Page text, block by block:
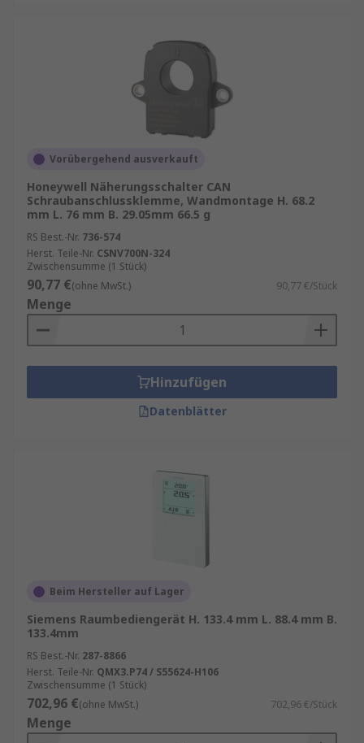
Vorübergehend ausverkauft
Honeywell Näherungsschalter CAN
Schraubanschlussklemme, Wandmontage H. 68.2
mm L. 76 mm B. 29.05mm 66.5 g
RS Best.-Nr. 736-574
Herst. Teile-Nr. CSNV700N-324
Zwischensumme (1 Stück)
90,77 €(ohne MwSt.) 90,77 €/Stück
Menge
Hinzufügen
Datenblätter
Beim Hersteller auf Lager
Siemens Raumbediengerät H. 133.4 mm L. 88.4 mm B.
133.4mm
RS Best.-Nr. 287-8866
Herst. Teile-Nr. QMX3.P74 / S55624-H106
Zwischensumme (1 Stück)
702,96 €(ohne MwSt.) 702,96 €/Stück
Menge